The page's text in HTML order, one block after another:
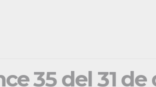
35 del 31